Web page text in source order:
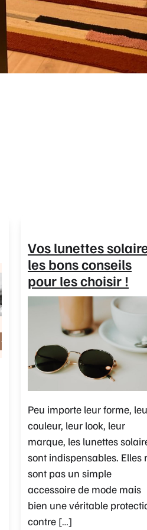
Vos lunettes
les bons conseils
pour les choisir !
Peu importe leur forme,
couleur, leur look, leur
marque, les lunettes
sont indispensables. Elles
sont pas un simple
accessoire de mode mais
bien une véritable
contre […]